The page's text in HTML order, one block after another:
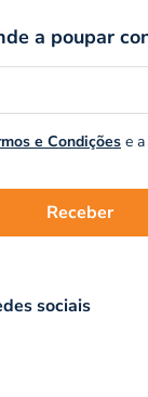
a poupar
e Condições e a
Receber
sociais